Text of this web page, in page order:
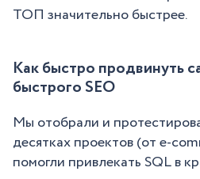
ТОП значительно быстрее.
Как быстро продвинуть
быстрого SEO
Мы отобрали и
десятках проектов (от e-
помогли привлекать SQL в